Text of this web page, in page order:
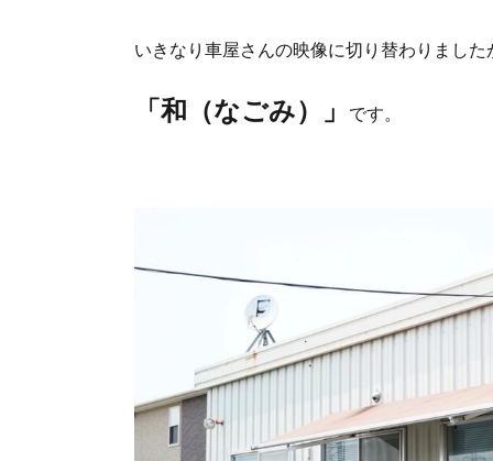
いきなり車屋さんの映像に切り替わりまし
「和（なごみ）」 です。